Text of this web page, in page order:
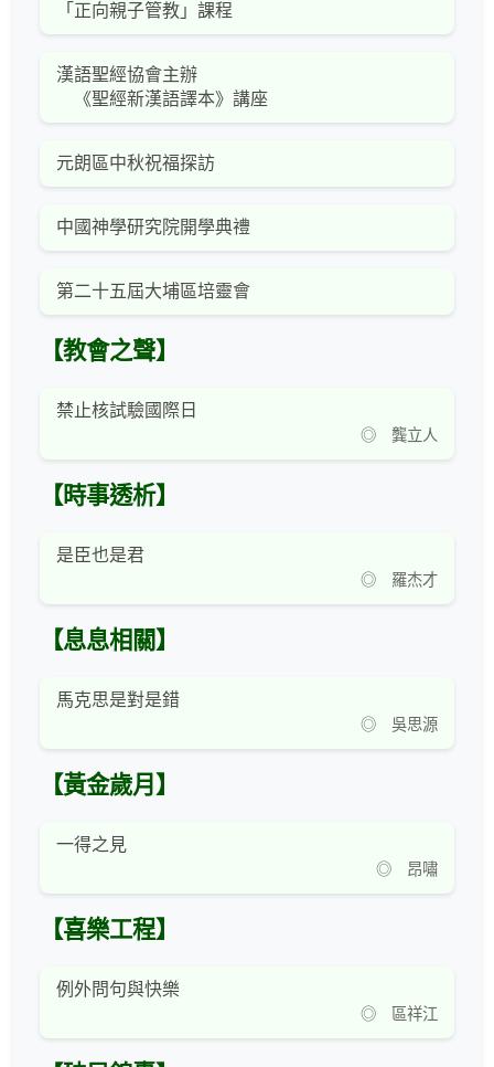
「正向親子管教」課程
漢語聖經協會主辦
《聖經新漢語譯本》講座
元朗區中秋祝福探訪
中國神學研究院開學典禮
第二十五屆大埔區培靈會
【教會之聲】
禁止核試驗國際日
◎ 龔立人
【時事透析】
是臣也是君
◎ 羅杰才
【息息相關】
馬克思是對是錯
◎ 吳思源
【黃金歲月】
一得之見
◎ 昂嘯
【喜樂工程】
例外問句與快樂
◎ 區祥江